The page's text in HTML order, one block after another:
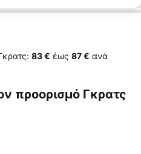
‎83 € έως ‎87 € ανά
προορισμό Γκρατς